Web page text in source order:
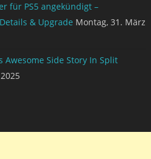
für PS5 angekündigt –
& Upgrade Montag, 31. März
Awesome Side Story In Split